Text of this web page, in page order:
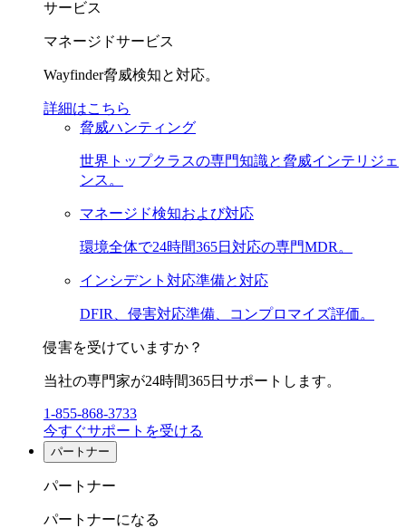
サービス
マネージドサービス
Wayfinder脅威検知と対応。
詳細はこちら
脅威ハンティング
世界トップクラスの専門知識と脅威インテリジェ
ンス。
マネージド検知および対応
環境全体で24時間365日対応の専門MDR。
インシデント対応準備と対応
DFIR、侵害対応準備、コンプロマイズ評価。
侵害を受けていますか？
当社の専門家が24時間365日サポートします。
1-855-868-3733
今すぐサポートを受ける
パートナー
パートナー
パートナーになる